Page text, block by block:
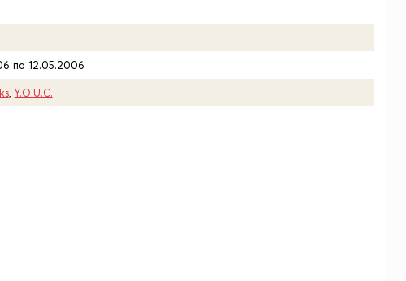
по 12.05.2006
, Y.O.U.C.